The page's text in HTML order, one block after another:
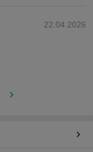
22.04.2026